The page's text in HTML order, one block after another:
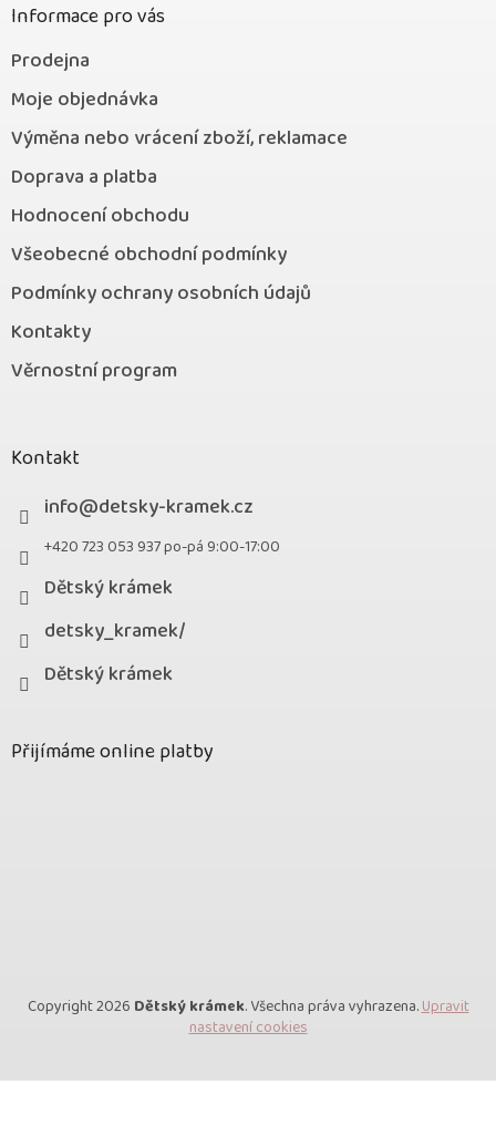
Informace pro vás
Prodejna
Moje objednávka
Výměna nebo vrácení zboží, reklamace
Doprava a platba
Hodnocení obchodu
Všeobecné obchodní podmínky
Podmínky ochrany osobních údajů
Kontakty
Věrnostní program
Kontakt
info@detsky-kramek.cz
+420 723 053 937 po-pá 9:00-17:00
Dětský krámek
detsky_kramek/
Dětský krámek
Přijímáme online platby
Copyright 2026 Dětský krámek. Všechna práva vyhrazena.Upravit
nastavení cookies